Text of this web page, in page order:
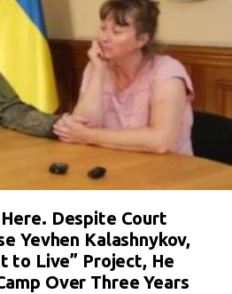
Despite Court
Yevhen Kalashnykov,
to Live” Project, He
Over Three Years